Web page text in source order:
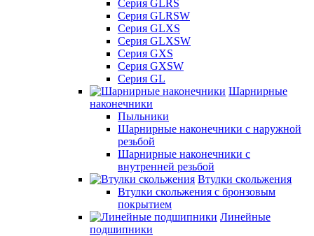
Серия GLRS
Серия GLRSW
Серия GLXS
Серия GLXSW
Серия GXS
Серия GXSW
Серия GL
Шарнирные
наконечники
Пыльники
Шарнирные наконечники с наружной
резьбой
Шарнирные наконечники с
внутренней резьбой
Втулки скольжения
Втулки скольжения с бронзовым
покрытием
Линейные
подшипники